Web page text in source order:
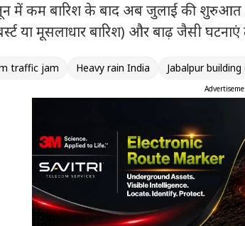
में कम बारिश के बाद अब जुलाई की
या मूसलाधार बारिश) और बाढ़ जैसी
traffic jam Heavy rain India Jabalpur